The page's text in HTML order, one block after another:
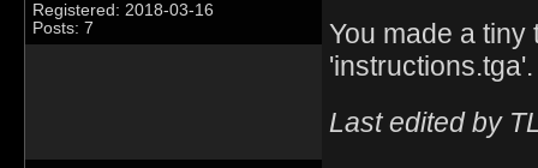
Registered: 2018-03-16
Posts: 7
You made a tiny
Last edited by